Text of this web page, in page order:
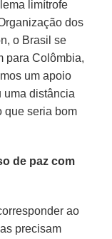
limítrofe
dos
o Brasil se
para Colômbia,
um apoio
uma distância
que seria bom
de paz com
ao
precisam